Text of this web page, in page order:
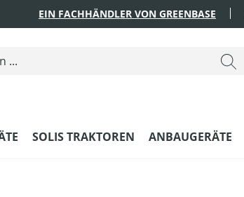
EIN FACHHÄNDLER VON GREENBASE
SOLIS TRAKTOREN ANBAUGERÄTE